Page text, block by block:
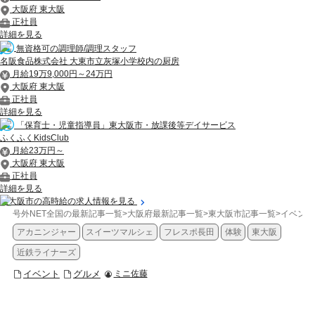
大阪府 東大阪
正社員
詳細を見る
無資格可の調理師/調理スタッフ
名阪食品株式会社 大東市立灰塚小学校内の厨房
月給19万9,000円～24万円
大阪府 東大阪
正社員
詳細を見る
「保育士・児童指導員」東大阪市・放課後等デイサービス
ふくふくKidsClub
月給23万円～
大阪府 東大阪
正社員
詳細を見る
東大阪市の高時給の求人情報を見る
号外NET全国の最新記事一覧>大阪府最新記事一覧>東大阪市記事一覧>イベント
アカニンジャー
スイーツマルシェ フレスポ長田 体験 東大阪
近鉄ライナーズ
イベント グルメ ミニ佐藤